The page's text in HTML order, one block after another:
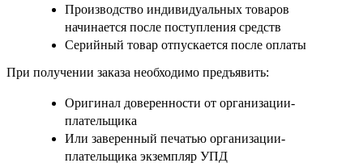
Производство индивидуальных товаров
начинается после поступления средств
Серийный товар отпускается после оплаты
При получении заказа необходимо предъявить:
Оригинал доверенности от организации-
плательщика
Или заверенный печатью организации-
плательщика экземпляр УПД